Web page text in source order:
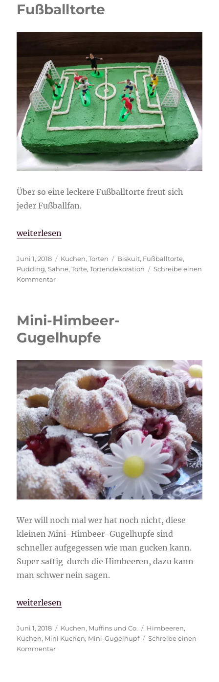
Fußballtorte
Über so eine leckere Fußballtorte freut sich
jeder Fußballfan.
„Fußballtorte“
weiterlesen
Veröffentlicht
am
Juni 1, 2018 Kategorien
Kuchen,Torten Schlagwörter
Biskuit, Fußballtorte,
Pudding,Sahne,Torte,Tortendekoration
Schreibe einen
Kommentarzu
Mini-Himbeer-
Gugelhupfe
Wer will noch mal wer hat noch nicht, diese
kleinen Mini-Himbeer-Gugelhupfe sind
schneller aufgegessen wie man gucken kann.
Super saftig durch die Himbeeren, dazu kann
man schwer nein sagen.
„Mini-Himbeer-Gugelhupfe“
weiterlesen
Veröffentlicht
am
Juni 1, 2018 Kategorien
Kuchen, Muffins und Co. Schlagwörter
Himbeeren,
Kuchen, Mini Kuchen, Mini-Gugelhupf
Schreibe einen
Kommentarzu